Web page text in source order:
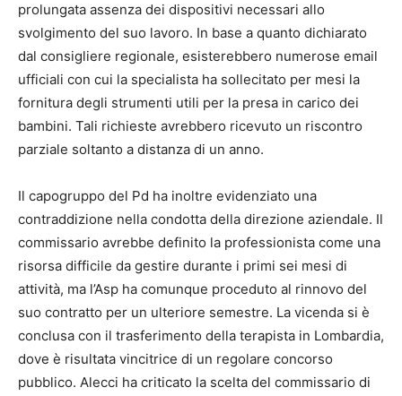
prolungata assenza dei dispositivi necessari allo
svolgimento del suo lavoro. In base a quanto dichiarato
dal consigliere regionale, esisterebbero numerose email
ufficiali con cui la specialista ha sollecitato per mesi la
fornitura degli strumenti utili per la presa in carico dei
bambini. Tali richieste avrebbero ricevuto un riscontro
parziale soltanto a distanza di un anno.
Il capogruppo del Pd ha inoltre evidenziato una
contraddizione nella condotta della direzione aziendale. Il
commissario avrebbe definito la professionista come una
risorsa difficile da gestire durante i primi sei mesi di
attività, ma l’Asp ha comunque proceduto al rinnovo del
suo contratto per un ulteriore semestre. La vicenda si è
conclusa con il trasferimento della terapista in Lombardia,
dove è risultata vincitrice di un regolare concorso
pubblico. Alecci ha criticato la scelta del commissario di